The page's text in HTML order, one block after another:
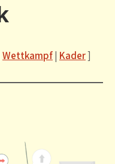
Wettkampf| Kader]